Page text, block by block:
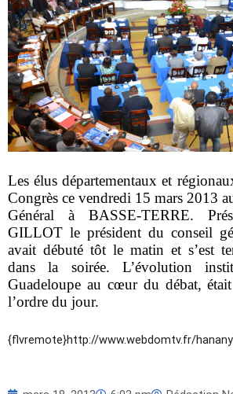
Les élus départementaux et
Congrès ce vendredi 15 mars 2013
Général à BASSE-TERRE.
GILLOT le président du conseil
avait débuté tôt le matin et s’est
dans la soirée. L’évolution
Guadeloupe au cœur du débat,
l’ordre du jour.
{flvremote}http://www.webdomtv.fr/